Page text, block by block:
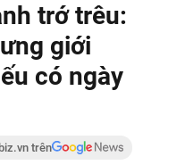
trớ trêu:
giới
có ngày
trên